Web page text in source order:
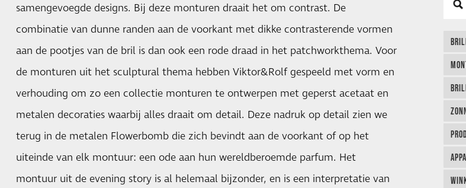
samengevoegde designs. Bij deze monturen draait het om contrast. De
combinatie van dunne randen aan de voorkant met dikke contrasterende vormen
aan de pootjes van de bril is dan ook een rode draad in het patchworkthema. Voor
de monturen uit het sculptural thema hebben Viktor&Rolf gespeeld met vorm en
verhouding om zo een collectie monturen te ontwerpen met geperst acetaat en
metalen decoraties waarbij alles draait om detail. Deze nadruk op detail zien we
terug in de metalen Flowerbomb die zich bevindt aan de voorkant of op het
uiteinde van elk montuur: een ode aan hun wereldberoemde parfum. Het
montuur uit de evening story is al helemaal bijzonder, en is een interpretatie van